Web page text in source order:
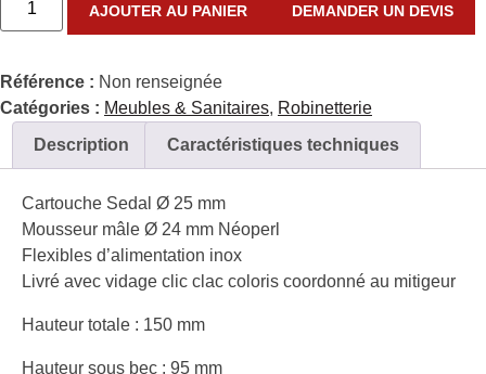
AJOUTER AU PANIER DEMANDER UN DEVIS
Référence : Non renseignée
Catégories : Meubles & Sanitaires, Robinetterie
Description
Caractéristiques techniques
Cartouche Sedal Ø 25 mm
Mousseur mâle Ø 24 mm Néoperl
Flexibles d’alimentation inox
Livré avec vidage clic clac coloris coordonné au mitigeur
Hauteur totale : 150 mm
Hauteur sous bec : 95 mm